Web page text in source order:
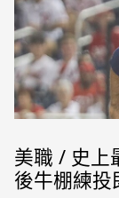
美職 / 史上
後牛棚練投